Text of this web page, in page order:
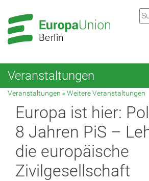
Hauptnavigation
Hauptbereich
Berlin
Veranstaltungen
Veranstaltungen »Weitere Veranstaltungen
Europa ist hier:
8 Jahren PiS –
die europäische
Zivilgesellschaft